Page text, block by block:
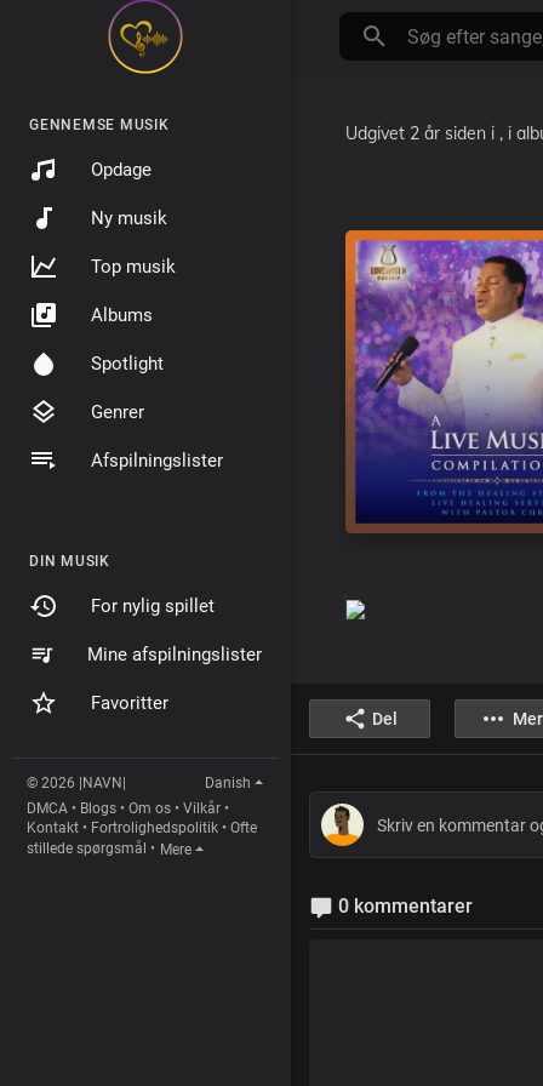
GENNEMSE MUSIK
Opdage
Ny musik
Top musik
Albums
Spotlight
Genrer
Afspilningslister
DIN MUSIK
For nylig spillet
Mine afspilningslister
Favoritter
© 2026 |NAVN|
Danish
DMCA • Blogs • Om os • Vilkår •
Kontakt • Fortrolighedspolitik • Ofte
stillede spørgsmål • Mere
Udgivet 2 år siden i , i
Del
0 kommentarer